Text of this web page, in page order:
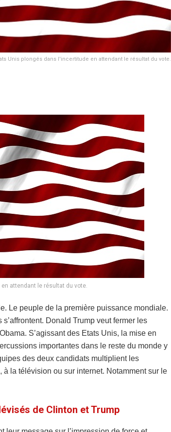
Unis plongés dans l'incertitude en attendant le résultat du vote.
attendant le résultat du vote.
Le peuple de la première puissance mondiale.
Donald Trump veut fermer les
S’agissant des Etats Unis, la mise en
importantes dans le reste du monde y
des deux candidats multiplient les
la télévision ou sur internet. Notamment sur le
de Clinton et Trump